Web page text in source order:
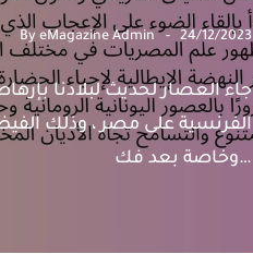
By eMagazine Admin 24/12/2023
جاء العصار لحديث لبلادنا
الفرنسية على مصر ، وذلك الفيض
وخاصة بعد فك…